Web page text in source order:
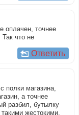
оплачен, точнее
что не
Ответить
полки магазина,
а точнее
разбил, бутылку
жестокими,